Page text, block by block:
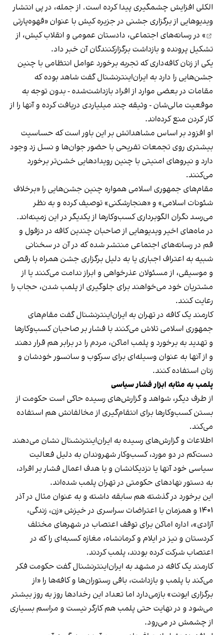
الکلی افزایش چشمگیری پیدا کرده است. از جمله، در پی انتشار
ویدیوهایی از برگزاری جشنی در جزیره کیش با عنوان «قهوه‌پارتی
» در رسانه‌های اجتماعی، دادستان عمومی و انقلاب کیش، از
تشکیل پرونده و بازداشت برگزارکنندگان آن خبر داد.
یکی از زنان کافه‌داری که تجربه برخورد عوامل انتظامی با چنین
جشن‌هایی را دارد به ایران‌اینترنشنال گفت شاهد بوده که
مقامات در بعضی موارد از افراد بازداشت‌‌شده - بدون توجه به
موقعیت مالی‌شان - وثیقه چند میلیاردی دریافت کرده و آنها را از
کار کردن منع کرده‌اند.
او افزود بر اساس مشاهداتش بر این باور است که حساسیت
بیشتری روی تجمعات تفریحی با حضور جوان‌ها و نسل زد وجود
دارد و نیروهای امنیتی با چنین رویدادهایی خشن‌تر برخورد
می‌کنند.
مقام‌های جمهوری اسلامی همواره چنین جشن‌هایی را «برخلاف
شئونات اسلامی» و «هنجارشکنی» توصیف کرده و به نظر
می‌رسد نگران الگوبرداری کسب‌وکارها از یکدیگر در این زمینه‌اند.
در ماه‌های اخیر ویدیوهایی از صاحبان چندین کافه در دزفول و
قم در رسانه‌های اجتماعی منتشر شده که در آن در سخنانی
شبیه به اعتراف اجباری یا به دلیل برگزاری جشن همراه با رقص
و موسیقی، از مسئولان عذرخواهی و ابراز ندامت می‌کنند یا از
مشتریان خود می‌خواهند برای جلوگیری از پلمب شدن، حجاب را
رعایت کنند.
کارمند یک کافه در تهران به ایران‌اینترنشنال گفت مقام‌های
جمهوری اسلامی تلاش می‌کنند با فشار بر صاحبان کسب‌وکارها
و تهدید به برخورد و پلمب اماکن، مردم را در برابر هم قرار دهند
و از آنها به عنوان وسیله‌ای برای سرکوب و سانسور خودشان و
زنان استفاده کنند.
پلمب به مثابه ابزار فشار سیاسی
از طرف دیگر، شواهد و گزارش‌های رسیده حاکی است حکومت از
بستن کسب‌وکارها برای انتقام‌گیری از مخالفانش هم استفاده
می‌کند.
اطلاعات و گزارش‌های رسیده به ایران‌اینترنشنال نشان می‌دهند
دست‌کم در دو مورد، کسب‌وکار شهروندان به دلیل فعالیت
سیاسی خود آنها یا نزدیکانشان و با هدف اعمال فشار بر افراد،
به دستور نهادهای حکومتی در تهران پلمب شده‌اند.
این برخورد در گذشته هم سابقه داشته و به عنوان مثال در آذر
۱۴۰۱ و همزمان با اعتراضات سراسری در خیزش «زن، زندگی،
آزادی»، اداره اماکن برای توقف اعتصاب در شهرهای مختلف
کردستان و نیز در ایلام و کرمانشاه، مغازه کسبه‌ای را که در
اعتصاب شرکت کرده بودند، پلمب کردند.
کارمند یک کافه در مشهد به ایران‌اینترنشنال گفت حکومت فکر
می‌کند با پلمب و بازداشت، باقی رستوران‌ها و کافه‌ها را «از
برگزاری ایونت» بازمی‌دارد اما تعداد این رخدادها روز به روز بیشتر
می‌شود و در نهایت حتی پلمب هم کارگر نیست و مراسم بسیاری
از چشمش در می‌رود.